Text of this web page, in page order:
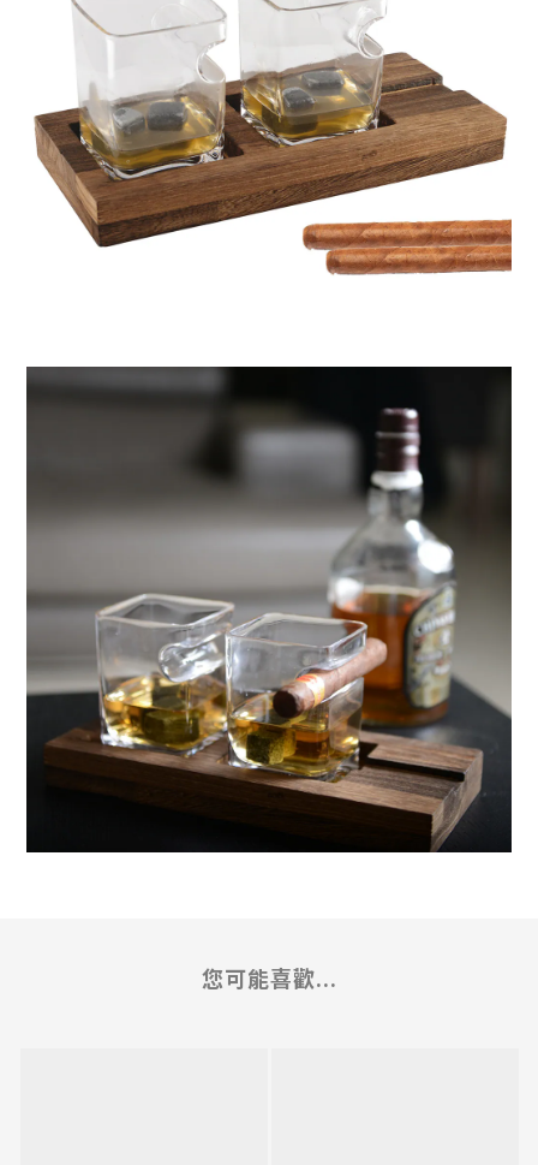
您可能喜歡...